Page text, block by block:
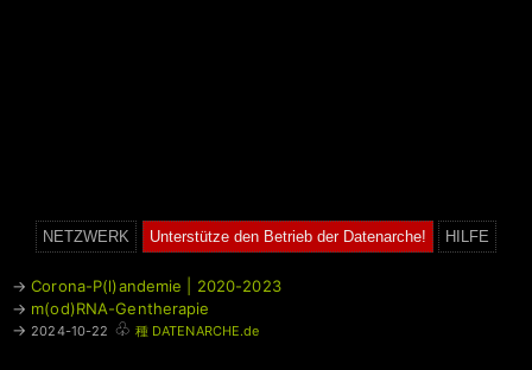
NETZWERK Unterstütze den Betrieb der Datenarche! HILFE
→Corona-P(l)andemie | 2020-2023
→ m(od)RNA-Gentherapie
→ 2024-10-22 ♧ 種 DATENARCHE.de